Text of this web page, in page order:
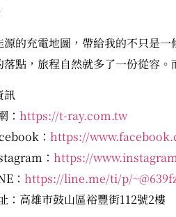
源的充電地圖，帶給我的不只是
落點，旅程自然就多了一份從容
訊
：https://t-ray.com.tw
：https://
：https://
：https://line.me/ti/p/
：高雄市鼓山區裕豐街112號2樓